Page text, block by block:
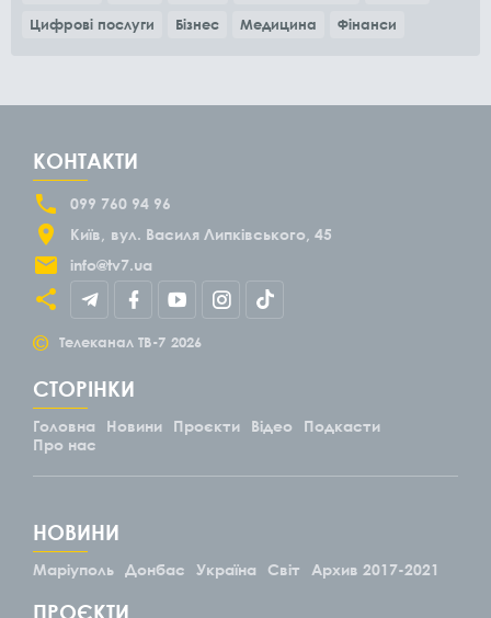
Цифрові послуги
Бізнес Медицина Фінанси
КОНТАКТИ
099 760 94 96
Київ
вул. Василя Липківського, 45
info@tv7.ua
© Телеканал ТВ-7 2026
СТОРІНКИ
Головна Новини Проєкти Відео
Подкасти
Про нас
НОВИНИ
Маріуполь Донбас Україна Світ Архив 2017-2021
ПРОЄКТИ